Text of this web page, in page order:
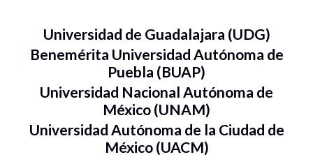
Universidad de Guadalajara (UDG)
Benemérita Universidad Autónoma de
Puebla (BUAP)
Universidad Nacional Autónoma de
México (UNAM)
Universidad Autónoma de la Ciudad de
México (UACM)